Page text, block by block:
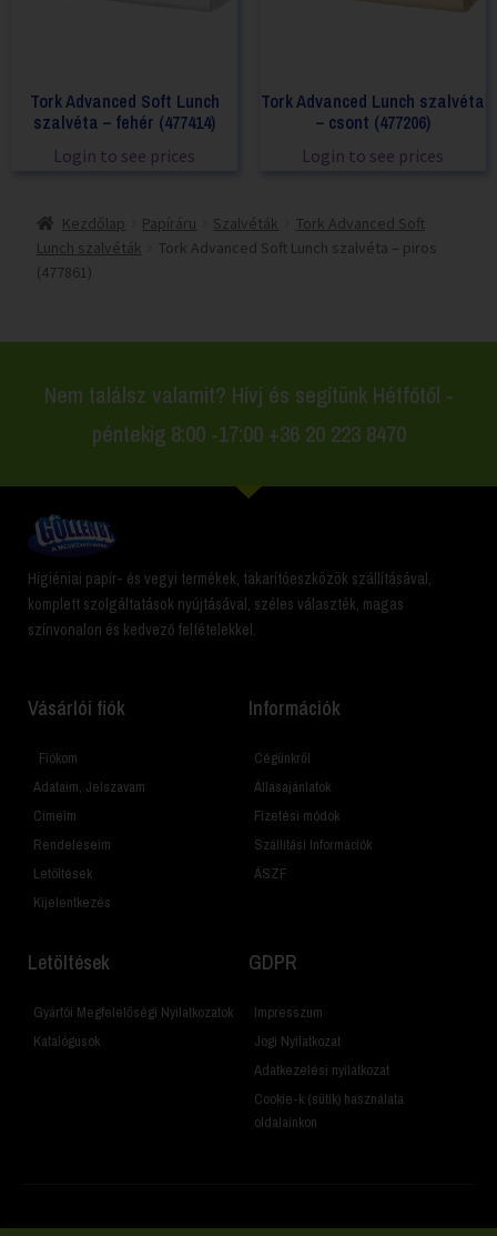
Tork Advanced Soft Lunch
szalvéta – fehér (477414)
Login to see prices
Tork Advanced Lunch szalvéta
– csont (477206)
Login to see prices
Kezdőlap Papíráru Szalvéták
Tork Advanced Soft
Lunch szalvéták
Tork Advanced Soft Lunch szalvéta – piros
(477861)
Nem találsz valamit? Hívj és segítünk Hétfőtől -
péntekig 8:00 -17:00 +36 20 223 8470
Higiéniai papír- és vegyi termékek, takarítóeszközök szállításával,
komplett szolgáltatások nyújtásával, széles választék, magas
színvonalon és kedvező feltételekkel.
Vásárlói fiók
Fiókom
Adataim, Jelszavam
Címeim
Rendeléseim
Letöltések
Kijelentkezés
Információk
Cégünkről
Állásajánlatok
Fizetési módok
Szállítási Információk
ÁSZF
Letöltések
Gyártói Megfelelőségi Nyilatkozatok
Katalógusok
GDPR
Impresszum
Jogi Nyilatkozat
Adatkezelési nyilatkozat
Cookie-k (sütik) használata
oldalainkon